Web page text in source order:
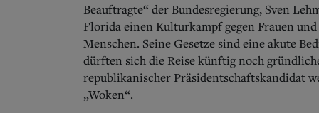
Beauftragte“ der Bundesregierung, Sven
Florida einen Kulturkampf gegen Frauen
Menschen. Seine Gesetze sind eine akute
dürften sich die Reise künftig noch
republikanischer Präsidentschaftskandidat
„Woken“.